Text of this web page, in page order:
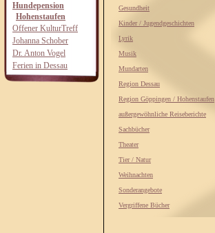
Hundepension
Hohenstaufen
Offener KulturTreff
Johanna Schober
Dr. Anton Vogel
Ferien in Dessau
Gesundheit
Kinder / Jugendgeschichten
Lyrik
Musik
Mundarten
Region Dessau
Region Göppingen / Hohenstaufen
außergewöhnliche Reiseberichte
Sachbücher
Theater
Tier / Natur
Weihnachten
Sonderangebote
Vergriffene Bücher